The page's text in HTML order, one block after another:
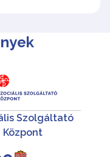
Szolgáltató
Központ